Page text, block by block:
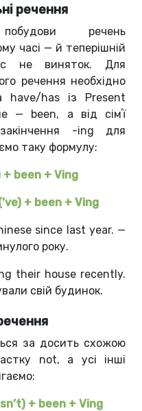
речення
речень
часі — й теперішній
не виняток. Для
речення необхідно
have/has із Present
— been, а від сімʼї
-ing для
таку формулу:
+ been + Ving
+ been + Ving
since last year. —
року.
their house recently.
свій будинок.
за досить схожою
not, а усі інші
+ been + Ving